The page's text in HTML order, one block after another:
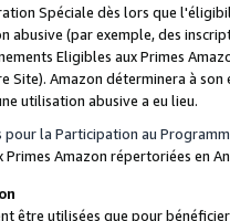
Spéciale dès lors que
(par exemple, des
Eligibles aux Primes
Site). Amazon déterminera à
utilisation abusive a eu lieu.
pour la Participation au
Amazon répertoriées en
être utilisées que pour